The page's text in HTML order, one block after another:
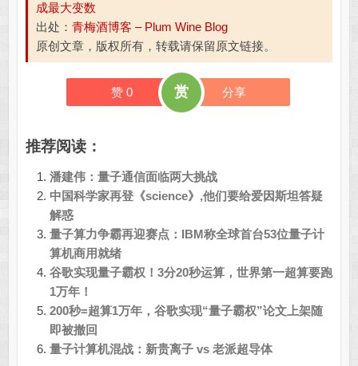
成最大变数
出处： 青梅酒博客 – Plum Wine Blog
原创文章，版权所有，转载请保留原文链接。
赞 0 赏 分享
推荐阅读：
潘建伟：量子通信面临两大挑战
中国科学家再登《science》,他们要给爱因斯坦答疑
解惑
量子算力争霸再迎赛点：IBM称全球首台53位量子计
算机商用就绪
谷歌实现量子霸权！3分20秒运算，世界第一超算要跑
1万年！
200秒=超算1万年，谷歌实现“量子霸权”论文上架随
即被撤回
量子计算机混战：新贵离子 vs 老派超导体